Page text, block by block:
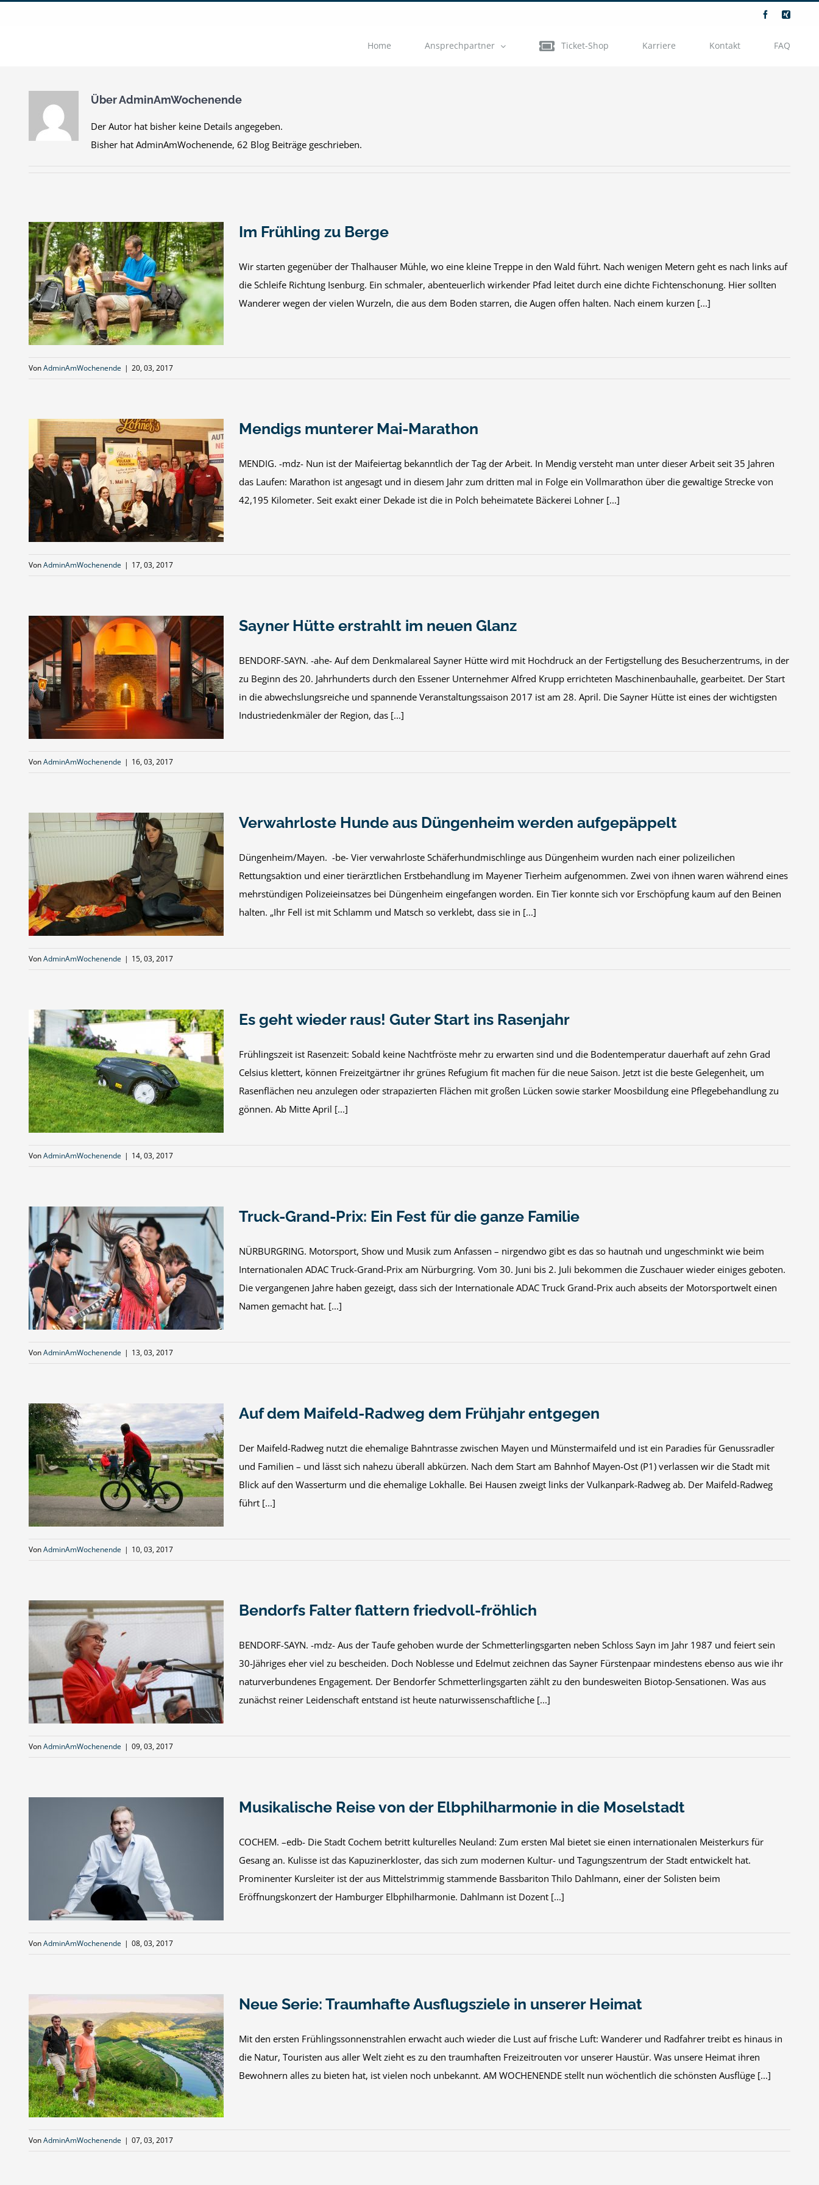
Facebook
Xing
Home Ansprechpartner Ticket-Shop Karriere Kontakt FAQ
ÜberAdminAmWochenende
Der Autor hat bisher keine Details angegeben.
Bisher hat AdminAmWochenende, 62 Blog Beiträge geschrieben.
Im Frühling zu Berge
Wir starten gegenüber der Thalhauser Mühle, wo eine kleine Treppe in den Wald führt. Nach wenigen Metern geht es nach links auf
die Schleife Richtung Isenburg. Ein schmaler, abenteuerlich wirkender Pfad leitet durch eine dichte Fichtenschonung. Hier sollten
Wanderer wegen der vielen Wurzeln, die aus dem Boden starren, die Augen offen halten. Nach einem kurzen [...]
VonAdminAmWochenende | 20, 03, 2017
Mendigs munterer Mai-Marathon
MENDIG. -mdz- Nun ist der Maifeiertag bekanntlich der Tag der Arbeit. In Mendig versteht man unter dieser Arbeit seit 35 Jahren
das Laufen: Marathon ist angesagt und in diesem Jahr zum dritten mal in Folge ein Vollmarathon über die gewaltige Strecke von
42,195 Kilometer. Seit exakt einer Dekade ist die in Polch beheimatete Bäckerei Lohner [...]
VonAdminAmWochenende | 17, 03, 2017
Sayner Hütte erstrahlt im neuen Glanz
BENDORF-SAYN. -ahe- Auf dem Denkmalareal Sayner Hütte wird mit Hochdruck an der Fertigstellung des Besucherzentrums, in der
zu Beginn des 20. Jahrhunderts durch den Essener Unternehmer Alfred Krupp errichteten Maschinenbauhalle, gearbeitet. Der Start
in die abwechslungsreiche und spannende Veranstaltungssaison 2017 ist am 28. April. Die Sayner Hütte ist eines der wichtigsten
Industriedenkmäler der Region, das [...]
VonAdminAmWochenende | 16, 03, 2017
Verwahrloste Hunde aus Düngenheim werden aufgepäppelt
Düngenheim/Mayen. -be- Vier verwahrloste Schäferhundmischlinge aus Düngenheim wurden nach einer polizeilichen
Rettungsaktion und einer tierärztlichen Erstbehandlung im Mayener Tierheim aufgenommen. Zwei von ihnen waren während eines
mehrstündigen Polizeieinsatzes bei Düngenheim eingefangen worden. Ein Tier konnte sich vor Erschöpfung kaum auf den Beinen
halten. „Ihr Fell ist mit Schlamm und Matsch so verklebt, dass sie in [...]
VonAdminAmWochenende | 15, 03, 2017
Es geht wieder raus! Guter Start ins Rasenjahr
Frühlingszeit ist Rasenzeit: Sobald keine Nachtfröste mehr zu erwarten sind und die Bodentemperatur dauerhaft auf zehn Grad
Celsius klettert, können Freizeitgärtner ihr grünes Refugium fit machen für die neue Saison. Jetzt ist die beste Gelegenheit, um
Rasenflächen neu anzulegen oder strapazierten Flächen mit großen Lücken sowie starker Moosbildung eine Pflegebehandlung zu
gönnen. Ab Mitte April [...]
VonAdminAmWochenende | 14, 03, 2017
Truck-Grand-Prix: Ein Fest für die ganze Familie
NÜRBURGRING. Motorsport, Show und Musik zum Anfassen – nirgendwo gibt es das so hautnah und ungeschminkt wie beim
Internationalen ADAC Truck-Grand-Prix am Nürburgring. Vom 30. Juni bis 2. Juli bekommen die Zuschauer wieder einiges geboten.
Die vergangenen Jahre haben gezeigt, dass sich der Internationale ADAC Truck Grand-Prix auch abseits der Motorsportwelt einen
Namen gemacht hat. [...]
VonAdminAmWochenende | 13, 03, 2017
Auf dem Maifeld-Radweg dem Frühjahr entgegen
Der Maifeld-Radweg nutzt die ehemalige Bahntrasse zwischen Mayen und Münstermaifeld und ist ein Paradies für Genussradler
und Familien – und lässt sich nahezu überall abkürzen. Nach dem Start am Bahnhof Mayen-Ost (P1) verlassen wir die Stadt mit
Blick auf den Wasserturm und die ehemalige Lokhalle. Bei Hausen zweigt links der Vulkanpark-Radweg ab. Der Maifeld-Radweg
führt [...]
VonAdminAmWochenende | 10, 03, 2017
Bendorfs Falter flattern friedvoll-fröhlich
BENDORF-SAYN. -mdz- Aus der Taufe gehoben wurde der Schmetterlingsgarten neben Schloss Sayn im Jahr 1987 und feiert sein
30-Jähriges eher viel zu bescheiden. Doch Noblesse und Edelmut zeichnen das Sayner Fürstenpaar mindestens ebenso aus wie ihr
naturverbundenes Engagement. Der Bendorfer Schmetterlingsgarten zählt zu den bundesweiten Biotop-Sensationen. Was aus
zunächst reiner Leidenschaft entstand ist heute naturwissenschaftliche [...]
VonAdminAmWochenende | 09, 03, 2017
Musikalische Reise von der Elbphilharmonie in die Moselstadt
COCHEM. –edb- Die Stadt Cochem betritt kulturelles Neuland: Zum ersten Mal bietet sie einen internationalen Meisterkurs für
Gesang an. Kulisse ist das Kapuzinerkloster, das sich zum modernen Kultur- und Tagungszentrum der Stadt entwickelt hat.
Prominenter Kursleiter ist der aus Mittelstrimmig stammende Bassbariton Thilo Dahlmann, einer der Solisten beim
Eröffnungskonzert der Hamburger Elbphilharmonie. Dahlmann ist Dozent [...]
VonAdminAmWochenende | 08, 03, 2017
Neue Serie: Traumhafte Ausflugsziele in unserer Heimat
Mit den ersten Frühlingssonnenstrahlen erwacht auch wieder die Lust auf frische Luft: Wanderer und Radfahrer treibt es hinaus in
die Natur, Touristen aus aller Welt zieht es zu den traumhaften Freizeitrouten vor unserer Haustür. Was unsere Heimat ihren
Bewohnern alles zu bieten hat, ist vielen noch unbekannt. AM WOCHENENDE stellt nun wöchentlich die schönsten Ausflüge [...]
VonAdminAmWochenende | 07, 03, 2017